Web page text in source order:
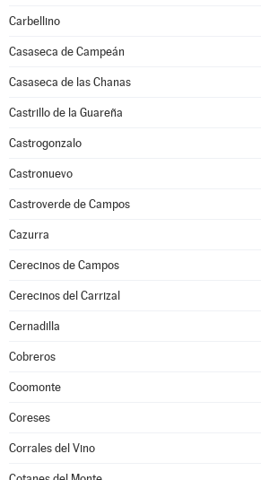
Carbellino
Casaseca de Campeán
Casaseca de las Chanas
Castrillo de la Guareña
Castrogonzalo
Castronuevo
Castroverde de Campos
Cazurra
Cerecinos de Campos
Cerecinos del Carrizal
Cernadilla
Cobreros
Coomonte
Coreses
Corrales del Vino